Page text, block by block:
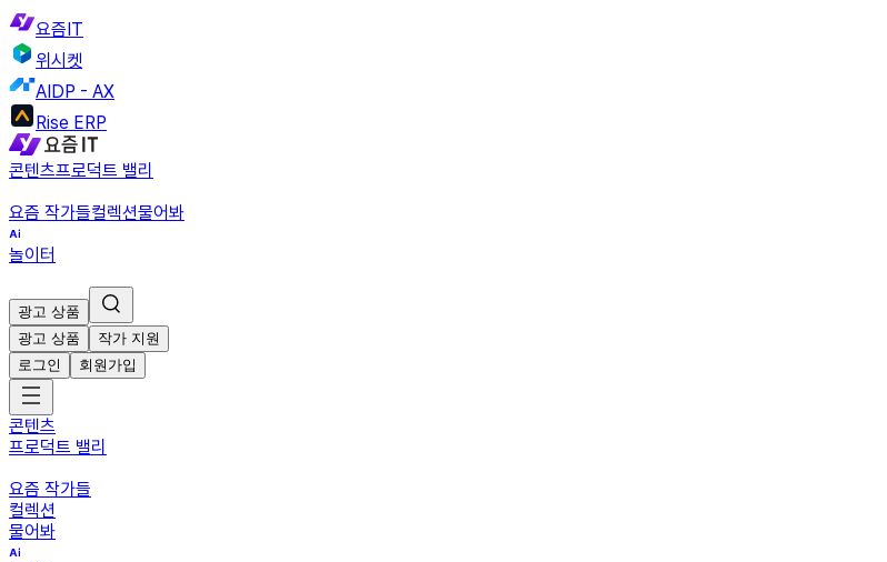
요즘IT
위시켓
AIDP - AX
Rise ERP
콘텐츠프로덕트 밸리
요즘 작가들컬렉션물어봐
놀이터
광고 상품
광고 상품
작가 지원
로그인
회원가입
콘텐츠
프로덕트 밸리
요즘 작가들
컬렉션
물어봐